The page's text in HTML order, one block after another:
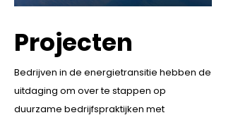
Projecten
Bedrijven in de energietransitie hebben de
uitdaging om over te stappen op
duurzame bedrijfspraktijken met